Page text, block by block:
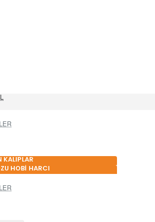
KALIPLAR
HOBİ HARCI